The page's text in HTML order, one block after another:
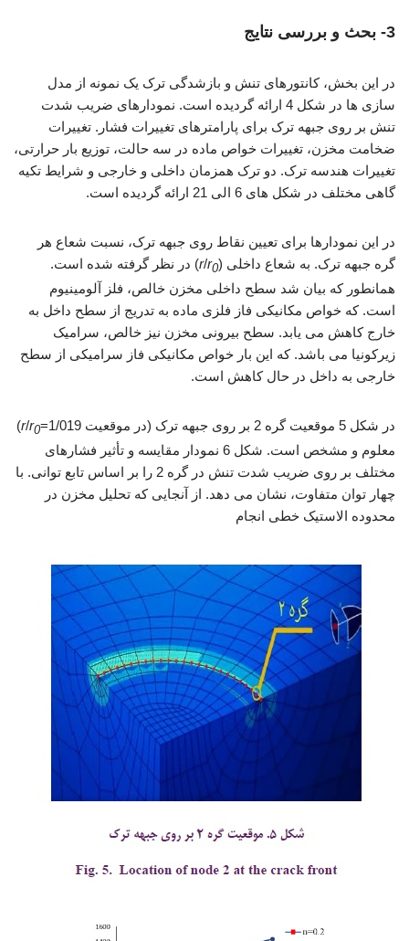
3- بحث و بررسی نتایج
در این بخش، کانتورهای تنش و بازشدگی ترک یک نمونه از مدل
سازی ها در شکل 4 ارائه گردیده است. نمودارهای ضریب شدت
تنش بر روی جبهه ترک برای پارامترهای تغییرات فشار. تغییرات
ضخامت مخزن، تغییرات خواص ماده در سه حالت، توزیع بار حرارتی،
تغییرات هندسه ترک. دو ترک همزمان داخلی و خارجی و شرایط تکیه
گاهی مختلف در شکل های 6 الی 21 ارائه گردیده است.
در این نمودارها برای تعیین نقاط روی جبهه ترک، نسبت شعاع هر
گره جبهه ترک. به شعاع داخلی (
r/r0
) در نظر گرفته شده است.
همانطور که بیان شد سطح داخلی مخزن خالص، فلز آلومینیوم
است. که خواص مکانیکی فاز فلزی ماده به تدریج از سطح داخل به
خارج کاهش می یابد. سطح بیرونی مخزن نیز خالص، سرامیک
زیرکونیا می باشد. که این بار خواص مکانیکی فاز سرامیکی از سطح
خارجی به داخل در حال کاهش است.
در شکل 5 موقعیت گره 2 بر روی جبهه ترک (در موقعیت r/r0
=1/019)
معلوم و مشخص است. شکل 6 نمودار مقایسه و تأثیر فشارهای
مختلف بر روی ضریب شدت تنش در گره 2 را بر اساس تابع توانی. با
چهار توان متفاوت، نشان می دهد. از آنجایی که تحلیل مخزن در
محدوده الاستیک خطی انجام